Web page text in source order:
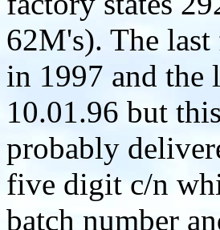
62M's). The
in 1997 and the
10.01.96 but
probably
five digit c/n
batch number